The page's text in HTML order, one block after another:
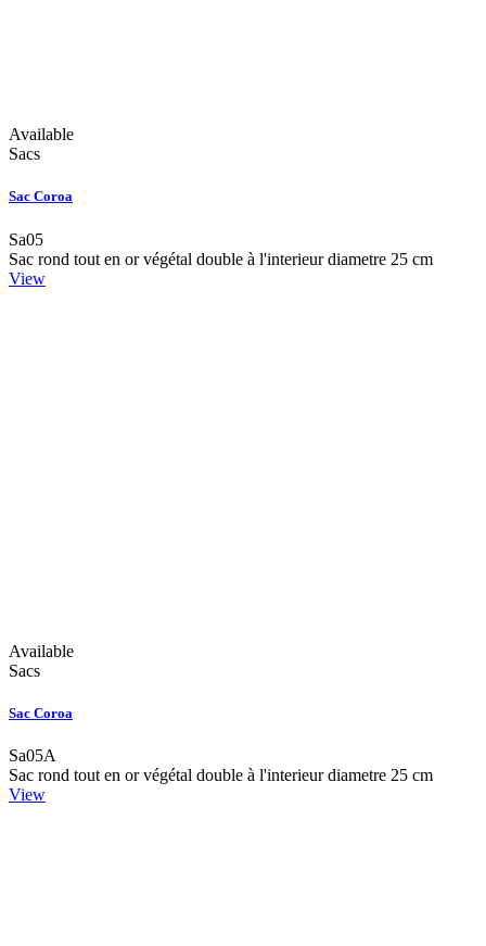
Available
Sacs
Sac Coroa
Sa05
Sac rond tout en or végétal double à l'interieur diametre 25 cm
View
Available
Sacs
Sac Coroa
Sa05A
Sac rond tout en or végétal double à l'interieur diametre 25 cm
View